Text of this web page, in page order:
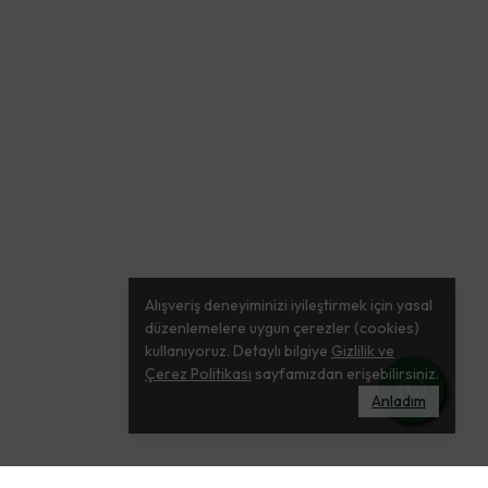
Alışveriş deneyiminizi iyileştirmek için yasal
düzenlemelere uygun çerezler (cookies)
kullanıyoruz. Detaylı bilgiye Gizlilik ve
Çerez Politikası sayfamızdan erişebilirsiniz.
Anladım